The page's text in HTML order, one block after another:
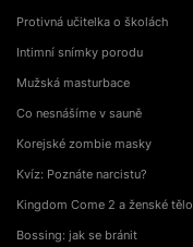
Protivná učitelka o školách
Intimní snímky porodu
Mužská masturbace
Co nesnášíme v sauně
Korejské zombie masky
Kvíz: Poznáte narcistu?
Kingdom Come 2 a ženské tělo
Bossing: jak se bránit